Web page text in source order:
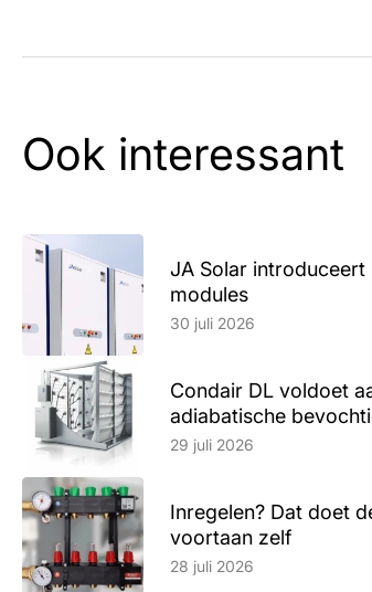
Ook interessant
JA Solar introduceert
modules
Lees artikel
30 juli 2026
Condair DL voldoet
adiabatische
Lees artikel
29 juli 2026
Inregelen? Dat doet
voortaan zelf
Lees artikel
28 juli 2026